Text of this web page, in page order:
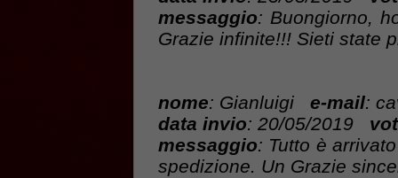
messaggio: Buongiorno,
Grazie infinite!!! Sieti state
nome: Gianluigi e-mail:
data invio: 20/05/2019
messaggio: Tutto è
spedizione. Un Grazie